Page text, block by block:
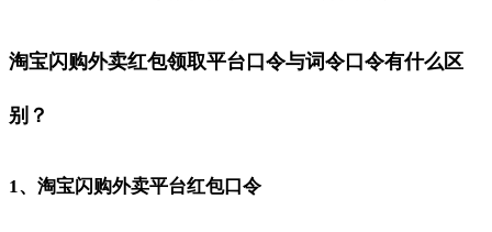
淘宝闪购外卖红包领取平台口令与词令口令有什么区
别？
1、淘宝闪购外卖平台红包口令